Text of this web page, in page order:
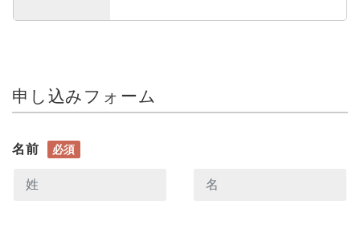
申し込みフォーム
名前 必須